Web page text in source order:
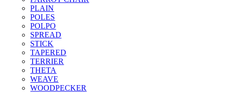
PLAIN
POLES
POLPO
SPREAD
STICK
TAPERED
TERRIER
THETA
WEAVE
WOODPECKER